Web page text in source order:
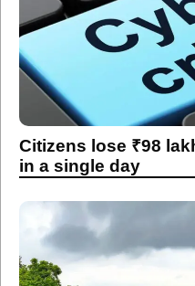
Citizens lose ₹98
in a single day